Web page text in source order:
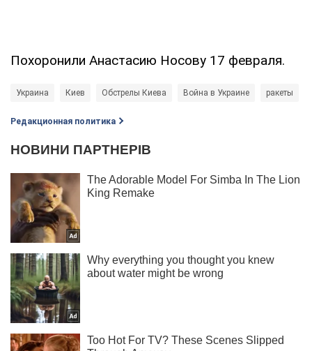
Похоронили Анастасию Носову 17 февраля.
Украина Киев Обстрелы Киева Война в Украине ракеты
Редакционная политика